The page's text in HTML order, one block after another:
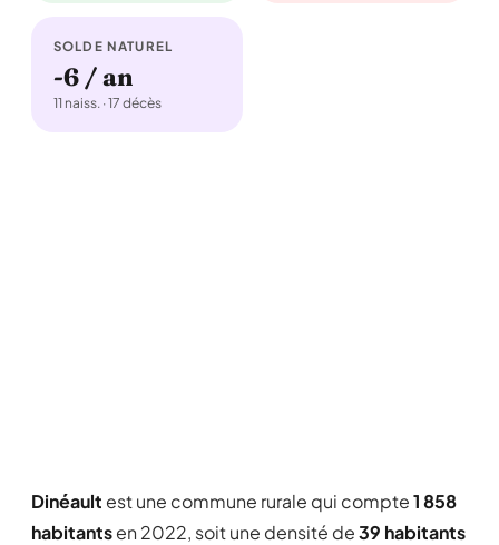
SOLDE NATUREL
-6 / an
11 naiss. · 17 décès
Dinéault est une commune rurale qui compte1 858
habitantsen 2022, soit une densité de39 habitants